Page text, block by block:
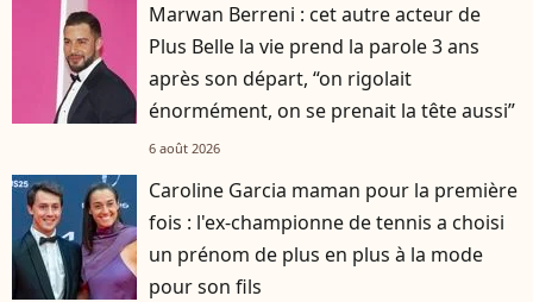
Marwan Berreni : cet autre acteur de
Plus Belle la vie prend la parole 3 ans
après son départ, “on rigolait
énormément, on se prenait la tête aussi”
6 août 2026
Caroline Garcia maman pour la première
fois : l'ex-championne de tennis a choisi
un prénom de plus en plus à la mode
pour son fils